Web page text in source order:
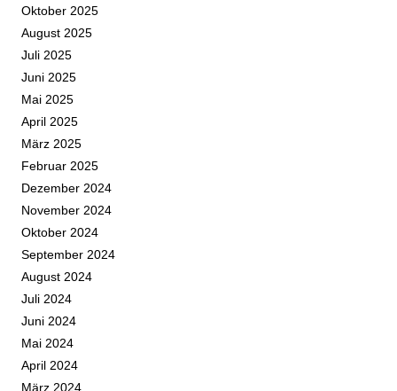
Oktober 2025
August 2025
Juli 2025
Juni 2025
Mai 2025
April 2025
März 2025
Februar 2025
Dezember 2024
November 2024
Oktober 2024
September 2024
August 2024
Juli 2024
Juni 2024
Mai 2024
April 2024
März 2024